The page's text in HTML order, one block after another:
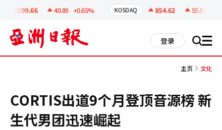
6299.66 40.89 +0.65% KOSDAQ 854.62 55.81
登录 搜 all
主页 文化
CORTIS出道9个月登顶音源榜 新
生代男团迅速崛起